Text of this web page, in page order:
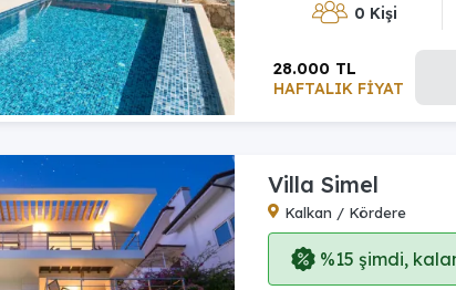
0 Kişi
HAFTALIK FİYAT
28.000 TL
Villa Simel
Kalkan / Kördere
%15 şimdi,